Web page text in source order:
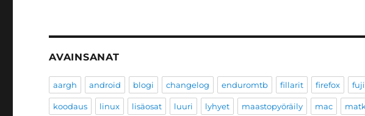
AVAINSANAT
aargh android blogi changelog enduromtb fillarit firefox
koodaus linux lisäosat luuri lyhyet maastopyöräily mac